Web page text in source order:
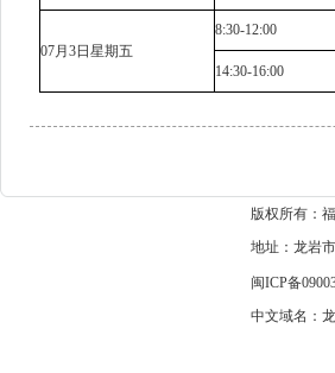
07月3日星期五
8:30-12:00
14:30-16:00